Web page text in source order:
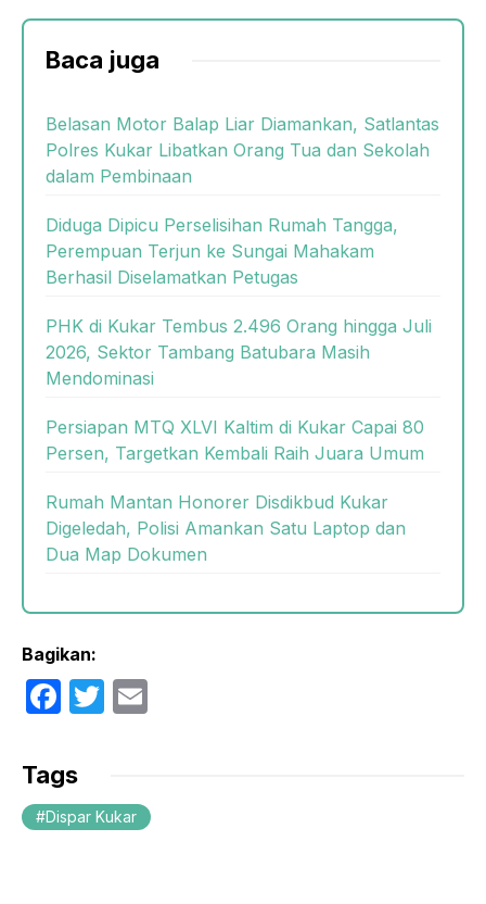
Baca juga
Belasan Motor Balap Liar Diamankan, Satlantas
Polres Kukar Libatkan Orang Tua dan Sekolah
dalam Pembinaan
Diduga Dipicu Perselisihan Rumah Tangga,
Perempuan Terjun ke Sungai Mahakam
Berhasil Diselamatkan Petugas
PHK di Kukar Tembus 2.496 Orang hingga Juli
2026, Sektor Tambang Batubara Masih
Mendominasi
Persiapan MTQ XLVI Kaltim di Kukar Capai 80
Persen, Targetkan Kembali Raih Juara Umum
Rumah Mantan Honorer Disdikbud Kukar
Digeledah, Polisi Amankan Satu Laptop dan
Dua Map Dokumen
Bagikan:
F
c
e
b
T
er
Tags
Dispar Kukar